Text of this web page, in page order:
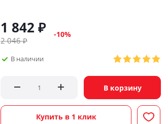
1 842 ₽
2 046₽
-10%
В наличии
В корзину
Купить в 1 клик